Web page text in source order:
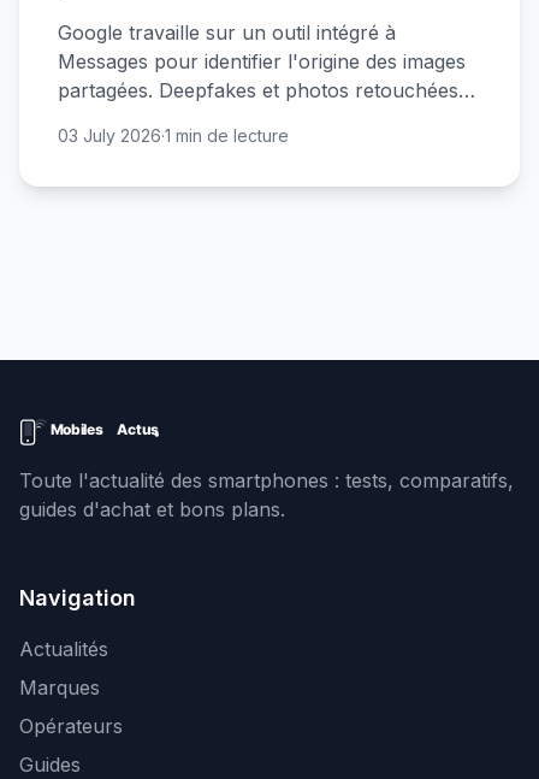
Google travaille sur un outil intégré à
Messages pour identifier l'origine des images
partagées. Deepfakes et photos retouchées
03 July 2026·1 min de lecture
Toute l'actualité des smartphones : tests, comparatifs,
guides d'achat et bons plans.
Navigation
Actualités
Marques
Opérateurs
Guides